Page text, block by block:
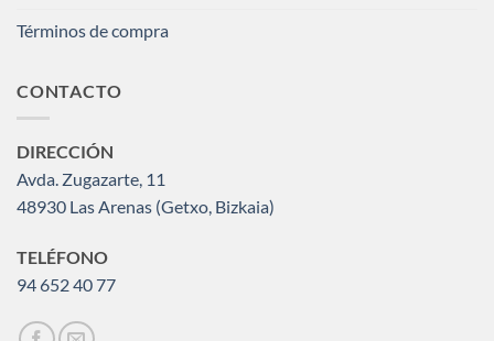
Términos de compra
CONTACTO
DIRECCIÓN
Avda. Zugazarte, 11
48930 Las Arenas (Getxo, Bizkaia)
TELÉFONO
94 652 40 77